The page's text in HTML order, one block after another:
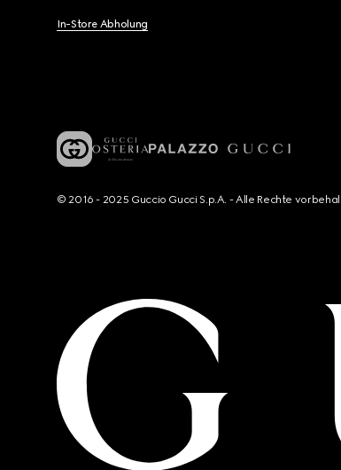
In-Store Abholung
© 2016 - 2025 Guccio Gucci S.p.A. - Alle Rechte